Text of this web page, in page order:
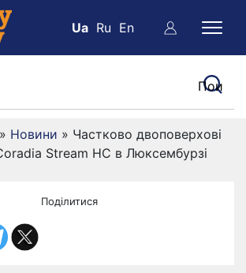
Ua Ru En
» Новини » Частково двоповерхові
Stream HC в Люксембурзі
Поділитися